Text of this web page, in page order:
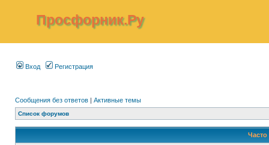
Просфорник.Ру
Вход Регистрация
Сообщения без ответов | Активные темы
Список форумов